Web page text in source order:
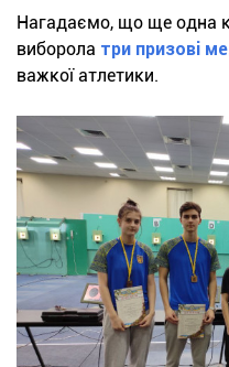
Нагадаємо, що ще одна
виборола три призові
важкої атлетики.